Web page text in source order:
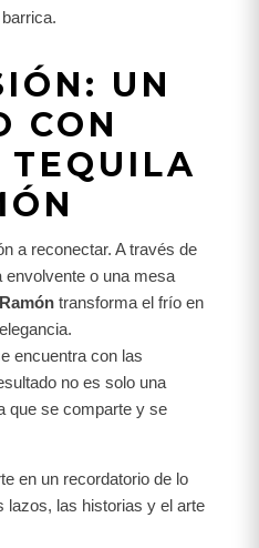
UN
CON
TEQUILA
a reconectar. A través de
envolvente o una mesa
transforma el frío en
encuentra con las
no es solo una
que se comparte y se
en un recordatorio de lo
lazos, las historias y el arte